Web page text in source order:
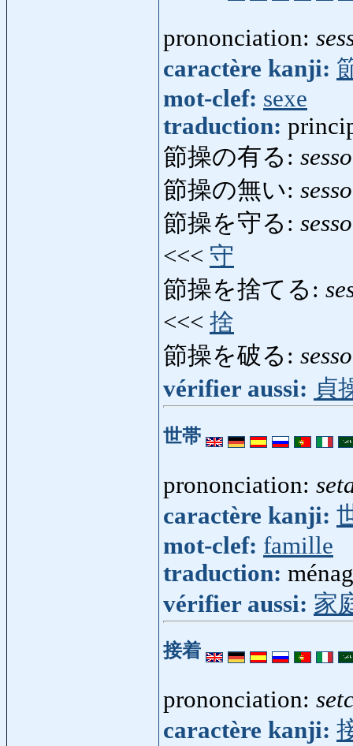
prononciation:
caractère kanji:
mot-clef: sexe
traduction:
節操の有る:
節操の無い:
節操を守る:
<<< 守
節操を捨てる:
<<< 捨
節操を破る:
vérifier aussi: 貞
世帯
prononciation:
caractère kanji:
mot-clef: famille
traduction:
vérifier aussi: 家
接着
prononciation:
caractère kanji: